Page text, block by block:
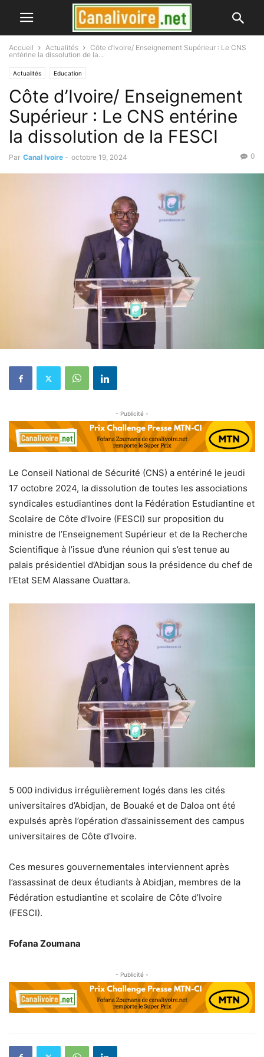
Accueil Actualités
Côte d’Ivoire/ Enseignement Supérieur : Le CNS
entérine la dissolution de la...
Actualités Education
Côte d’Ivoire/ Enseignement
Supérieur : Le CNS entérine
la dissolution de la FESCI
Par Canal Ivoire - octobre 19, 2024 0
- Publicité -
Le Conseil National de Sécurité (CNS) a entériné le jeudi
17 octobre 2024, la dissolution de toutes les associations
syndicales estudiantines dont la Fédération Estudiantine et
Scolaire de Côte d’Ivoire (FESCI) sur proposition du
ministre de l’Enseignement Supérieur et de la Recherche
Scientifique à l’issue d’une réunion qui s’est tenue au
palais présidentiel d’Abidjan sous la présidence du chef de
l’Etat SEM Alassane Ouattara.
5 000 individus irrégulièrement logés dans les cités
universitaires d’Abidjan, de Bouaké et de Daloa ont été
expulsés après l’opération d’assainissement des campus
universitaires de Côte d’Ivoire.
Ces mesures gouvernementales interviennent après
l’assassinat de deux étudiants à Abidjan, membres de la
Fédération estudiantine et scolaire de Côte d’Ivoire
(FESCI).
Fofana Zoumana
- Publicité -